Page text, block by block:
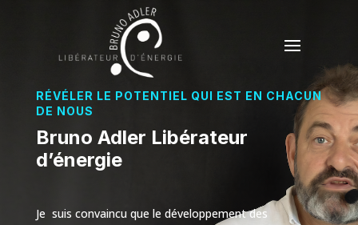
RÉVÉLER LE POTENTIEL QUI EST EN CHACUN
DE NOUS
Bruno Adler Libérateur
d’énergie
Je suis convaincu que le développement des